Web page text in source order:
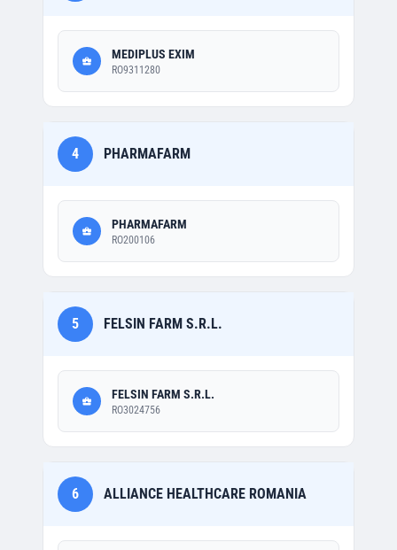
MEDIPLUS EXIM
RO9311280
4 PHARMAFARM
PHARMAFARM
RO200106
5 FELSIN FARM S.R.L.
FELSIN FARM S.R.L.
RO3024756
6 ALLIANCE HEALTHCARE ROMANIA